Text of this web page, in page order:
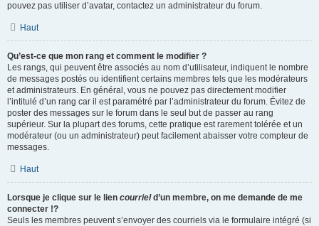
pouvez pas utiliser d’avatar, contactez un administrateur du forum.
Haut
Qu’est-ce que mon rang et comment le modifier ?
Les rangs, qui peuvent être associés au nom d’utilisateur, indiquent le nombre
de messages postés ou identifient certains membres tels que les modérateurs
et administrateurs. En général, vous ne pouvez pas directement modifier
l’intitulé d’un rang car il est paramétré par l’administrateur du forum. Évitez de
poster des messages sur le forum dans le seul but de passer au rang
supérieur. Sur la plupart des forums, cette pratique est rarement tolérée et un
modérateur (ou un administrateur) peut facilement abaisser votre compteur de
messages.
Haut
Lorsque je clique sur le lien courrield’un membre, on me demande de me
connecter !?
Seuls les membres peuvent s’envoyer des courriels via le formulaire intégré (si